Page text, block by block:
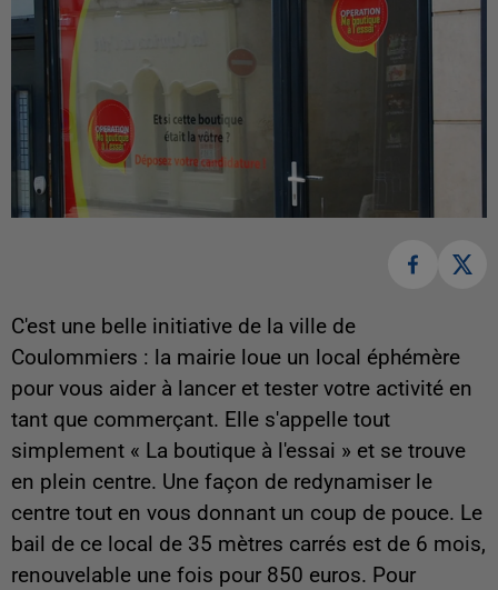
C'est une belle initiative de la ville de
Coulommiers : la mairie loue un local éphémère
pour vous aider à lancer et tester votre activité en
tant que commerçant. Elle s'appelle tout
simplement « La boutique à l'essai » et se trouve
en plein centre. Une façon de redynamiser le
centre tout en vous donnant un coup de pouce. Le
bail de ce local de 35 mètres carrés est de 6 mois,
renouvelable une fois pour 850 euros. Pour